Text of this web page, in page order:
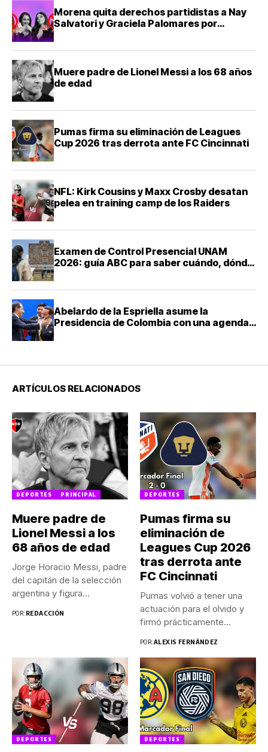
Morena quita derechos partidistas a Nay
Salvatori y Graciela Palomares por
Muere padre de Lionel Messi a los 68 años
de edad
Pumas firma su eliminación de Leagues
Cup 2026 tras derrota ante FC Cincinnati
NFL: Kirk Cousins y Maxx Crosby desatan
pelea en training camp de los Raiders
Examen de Control Presencial UNAM
2026: guía ABC para saber cuándo, dónde
Abelardo de la Espriella asume la
Presidencia de Colombia con una agenda
ARTÍCULOS RELACIONADOS
DEPORTES PRINCIPAL
Muere padre de
Lionel Messi a los
68 años de edad
Jorge Horacio Messi, padre
del capitán de la selección
argentina y figura...
POR:REDACCIÓN
DEPORTES
Pumas firma su
eliminación de
Leagues Cup 2026
tras derrota ante
FC Cincinnati
Pumas volvió a tener una
actuación para el olvido y
firmó prácticamente...
POR:ALEXIS FERNÁNDEZ
DEPORTES DEPORTES